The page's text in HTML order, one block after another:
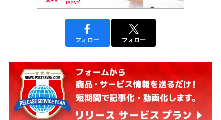
フォロー フォロー